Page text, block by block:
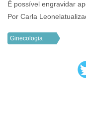
É possível engravidar
Por Carla Leonel
Ginecologia